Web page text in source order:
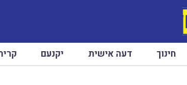
חינוך דעה אישית יקנעם